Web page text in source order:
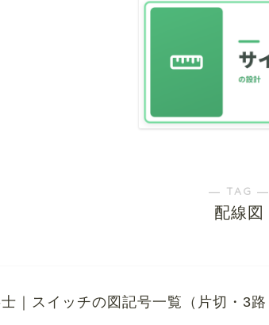
― TAG ―
配線図
｜スイッチの図記号一覧（片切・3